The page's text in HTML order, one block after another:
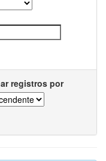
registros por